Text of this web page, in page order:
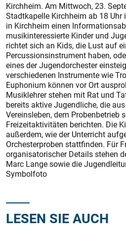
Kirchheim. Am Mittwoch, 23.
Stadtkapelle Kirchheim ab 18 Uhr
in Kirchheim einen
musikinteressierte Kinder und
richtet sich an Kids, die Lust auf
Percussionsinstrument haben,
eines der Jugendorchester
verschiedenen Instrumente wie
Euphonium können vor Ort
Musiklehrer stehen mit Rat und
bereits aktive Jugendliche, die
Vereinsleben, dem Probenbetrieb
Freizeitaktivitäten berichten. Die
außerdem, wie der Unterricht
Orchesterproben stattfinden. Für
organisatorischer Details stehen
Marc Lange sowie die
Symbolfoto
LESEN SIE AUCH